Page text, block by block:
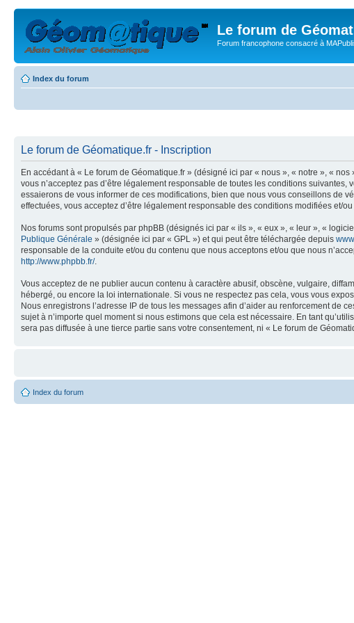
Le forum de
Forum francophone consacré à
Index du forum
Le forum de Géomatique.fr - Inscription
En accédant à « Le forum de Géomatique.fr » (désigné ici par « nous », « notre », «
vous n’acceptez pas d’être légalement responsable de toutes les conditions
essaierons de vous informer de ces modifications, bien que nous vous conseillons de
effectuées, vous acceptez d’être légalement responsable des conditions modifiées et/
Nos forums sont propulsés par phpBB (désignés ici par « ils », « eux », « leur », «
Publique Générale » (désignée ici par « GPL ») et qui peut être téléchargée depuis
responsable de la conduite et/ou du contenu que nous acceptons et/ou que nous
http://www.phpbb.fr/.
Vous acceptez de ne publier aucun contenu à caractère abusif, obscène, vulgaire,
hébergé, ou encore la loi internationale. Si vous ne respectez pas cela, vous vous
Nous enregistrons l’adresse IP de tous les messages afin d’aider au renforcement de
sujet à n’importe quel moment si nous estimons que cela est nécessaire. En tant
sera pas diffusée à une tierce partie sans votre consentement, ni « Le forum de
Index du forum